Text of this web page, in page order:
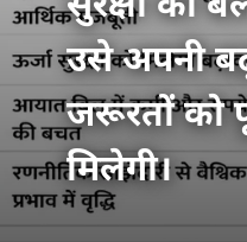
उसे अपनी
जरूरतों को
मिलेगी।